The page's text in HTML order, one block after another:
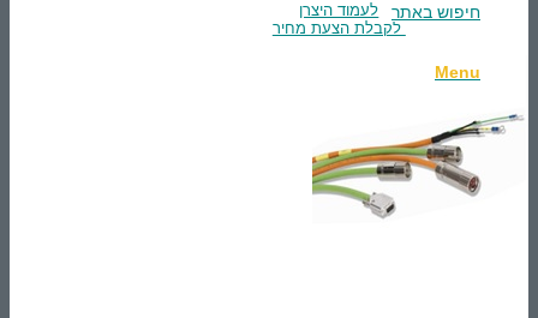
חיפוש באתר
Menu
לעמוד היצרן
לקבלת הצעת מחיר